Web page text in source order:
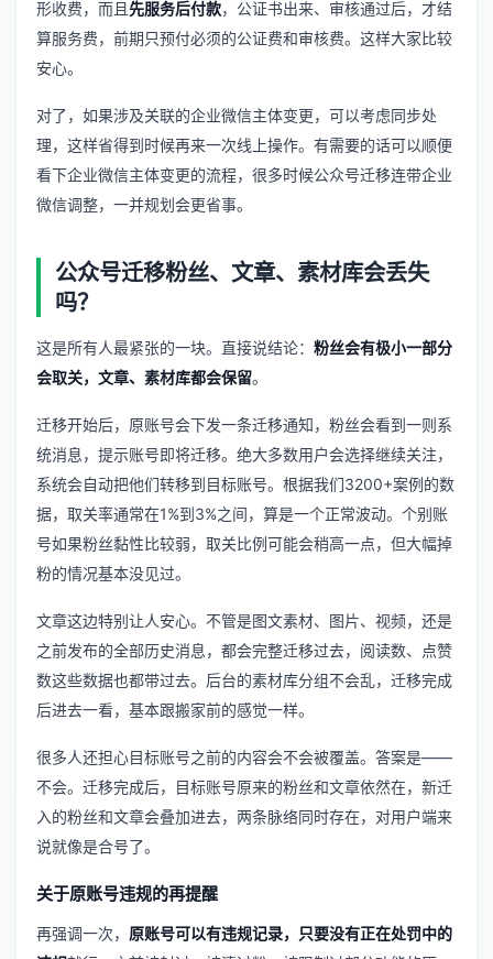
形收费，而且先服务后付款，公证书出来、审核通过后，才结
算服务费，前期只预付必须的公证费和审核费。这样大家比较
安心。
对了，如果涉及关联的企业微信主体变更，可以考虑同步处
理，这样省得到时候再来一次线上操作。有需要的话可以顺便
看下企业微信主体变更的流程，很多时候公众号迁移连带企业
微信调整，一并规划会更省事。
公众号迁移粉丝、文章、素材库会丢失
吗？
这是所有人最紧张的一块。直接说结论： 粉丝会有极小一部分
会取关，文章、素材库都会保留。
迁移开始后，原账号会下发一条迁移通知，粉丝会看到一则系
统消息，提示账号即将迁移。绝大多数用户会选择继续关注，
系统会自动把他们转移到目标账号。根据我们3200+案例的数
据，取关率通常在1%到3%之间，算是一个正常波动。个别账
号如果粉丝黏性比较弱，取关比例可能会稍高一点，但大幅掉
粉的情况基本没见过。
文章这边特别让人安心。不管是图文素材、图片、视频，还是
之前发布的全部历史消息，都会完整迁移过去，阅读数、点赞
数这些数据也都带过去。后台的素材库分组不会乱，迁移完成
后进去一看，基本跟搬家前的感觉一样。
很多人还担心目标账号之前的内容会不会被覆盖。答案是——
不会。迁移完成后，目标账号原来的粉丝和文章依然在，新迁
入的粉丝和文章会叠加进去，两条脉络同时存在，对用户端来
说就像是合号了。
关于原账号违规的再提醒
再强调一次， 原账号可以有违规记录，只要没有正在处罚中的